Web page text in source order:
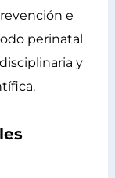
e
perinatal
y